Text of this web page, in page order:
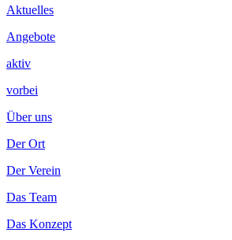
Inhalt
Aktuelles
Angebote
aktiv
vorbei
Über uns
Der Ort
Der Verein
Das Team
Das Konzept